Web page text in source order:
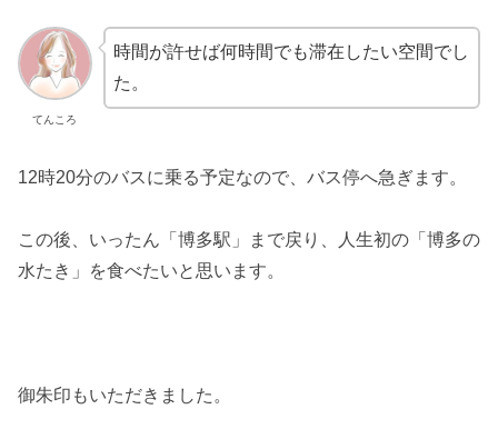
てんころ
時間が許せば何時間でも滞在したい空間でし
た。
12時20分のバスに乗る予定なので、バス停へ急ぎます。
この後、いったん「博多駅」まで戻り、人生初の「博多の
水たき」を食べたいと思います。
御朱印もいただきました。